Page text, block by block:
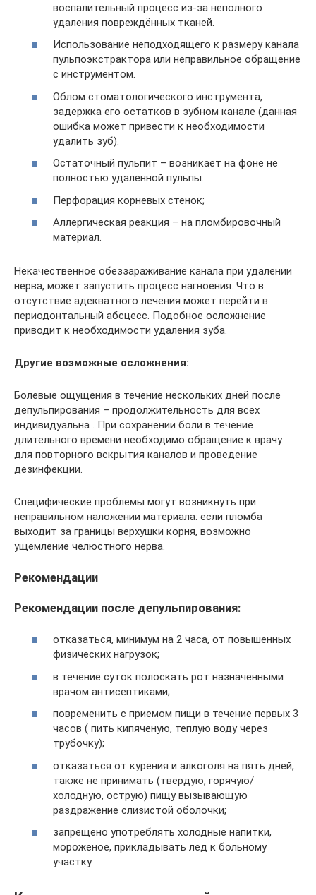
воспалительный процесс из-за неполного
удаления повреждённых тканей.
Использование неподходящего к размеру канала
пульпоэкстрактора или неправильное обращение
с инструментом.
Облом стоматологического инструмента,
задержка его остатков в зубном канале (данная
ошибка может привести к необходимости
удалить зуб).
Остаточный пульпит – возникает на фоне не
полностью удаленной пульпы.
Перфорация корневых стенок;
Аллергическая реакция – на пломбировочный
материал.
Некачественное обеззараживание канала при удалении
нерва, может запустить процесс нагноения. Что в
отсутствие адекватного лечения может перейти в
периодонтальный абсцесс. Подобное осложнение
приводит к необходимости удаления зуба.
Другие возможные осложнения:
Болевые ощущения в течение нескольких дней после
депульпирования – продолжительность для всех
индивидуальна . При сохранении боли в течение
длительного времени необходимо обращение к врачу
для повторного вскрытия каналов и проведение
дезинфекции.
Специфические проблемы могут возникнуть при
неправильном наложении материала: если пломба
выходит за границы верхушки корня, возможно
ущемление челюстного нерва.
Рекомендации
Рекомендации после депульпирования:
отказаться, минимум на 2 часа, от повышенных
физических нагрузок;
в течение суток полоскать рот назначенными
врачом антисептиками;
повременить с приемом пищи в течение первых 3
часов ( пить кипяченую, теплую воду через
трубочку);
отказаться от курения и алкоголя на пять дней,
также не принимать (твердую, горячую/
холодную, острую) пищу вызывающую
раздражение слизистой оболочки;
запрещено употреблять холодные напитки,
мороженое, прикладывать лед к больному
участку.